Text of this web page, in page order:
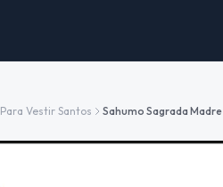
Para Vestir Santos Sahumo Sagrada Madre